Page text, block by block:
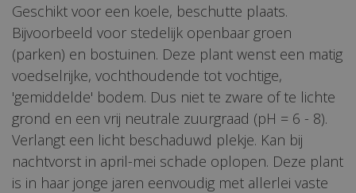
Geschikt voor een koele, beschutte plaats.
Bijvoorbeeld voor stedelijk openbaar groen
(parken) en bostuinen. Deze plant wenst een matig
voedselrijke, vochthoudende tot vochtige,
'gemiddelde' bodem. Dus niet te zware of te lichte
grond en een vrij neutrale zuurgraad (pH = 6 - 8).
Verlangt een licht beschaduwd plekje. Kan bij
nachtvorst in april-mei schade oplopen. Deze plant
is in haar jonge jaren eenvoudig met allerlei vaste